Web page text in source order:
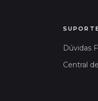
Dúvidas
Central